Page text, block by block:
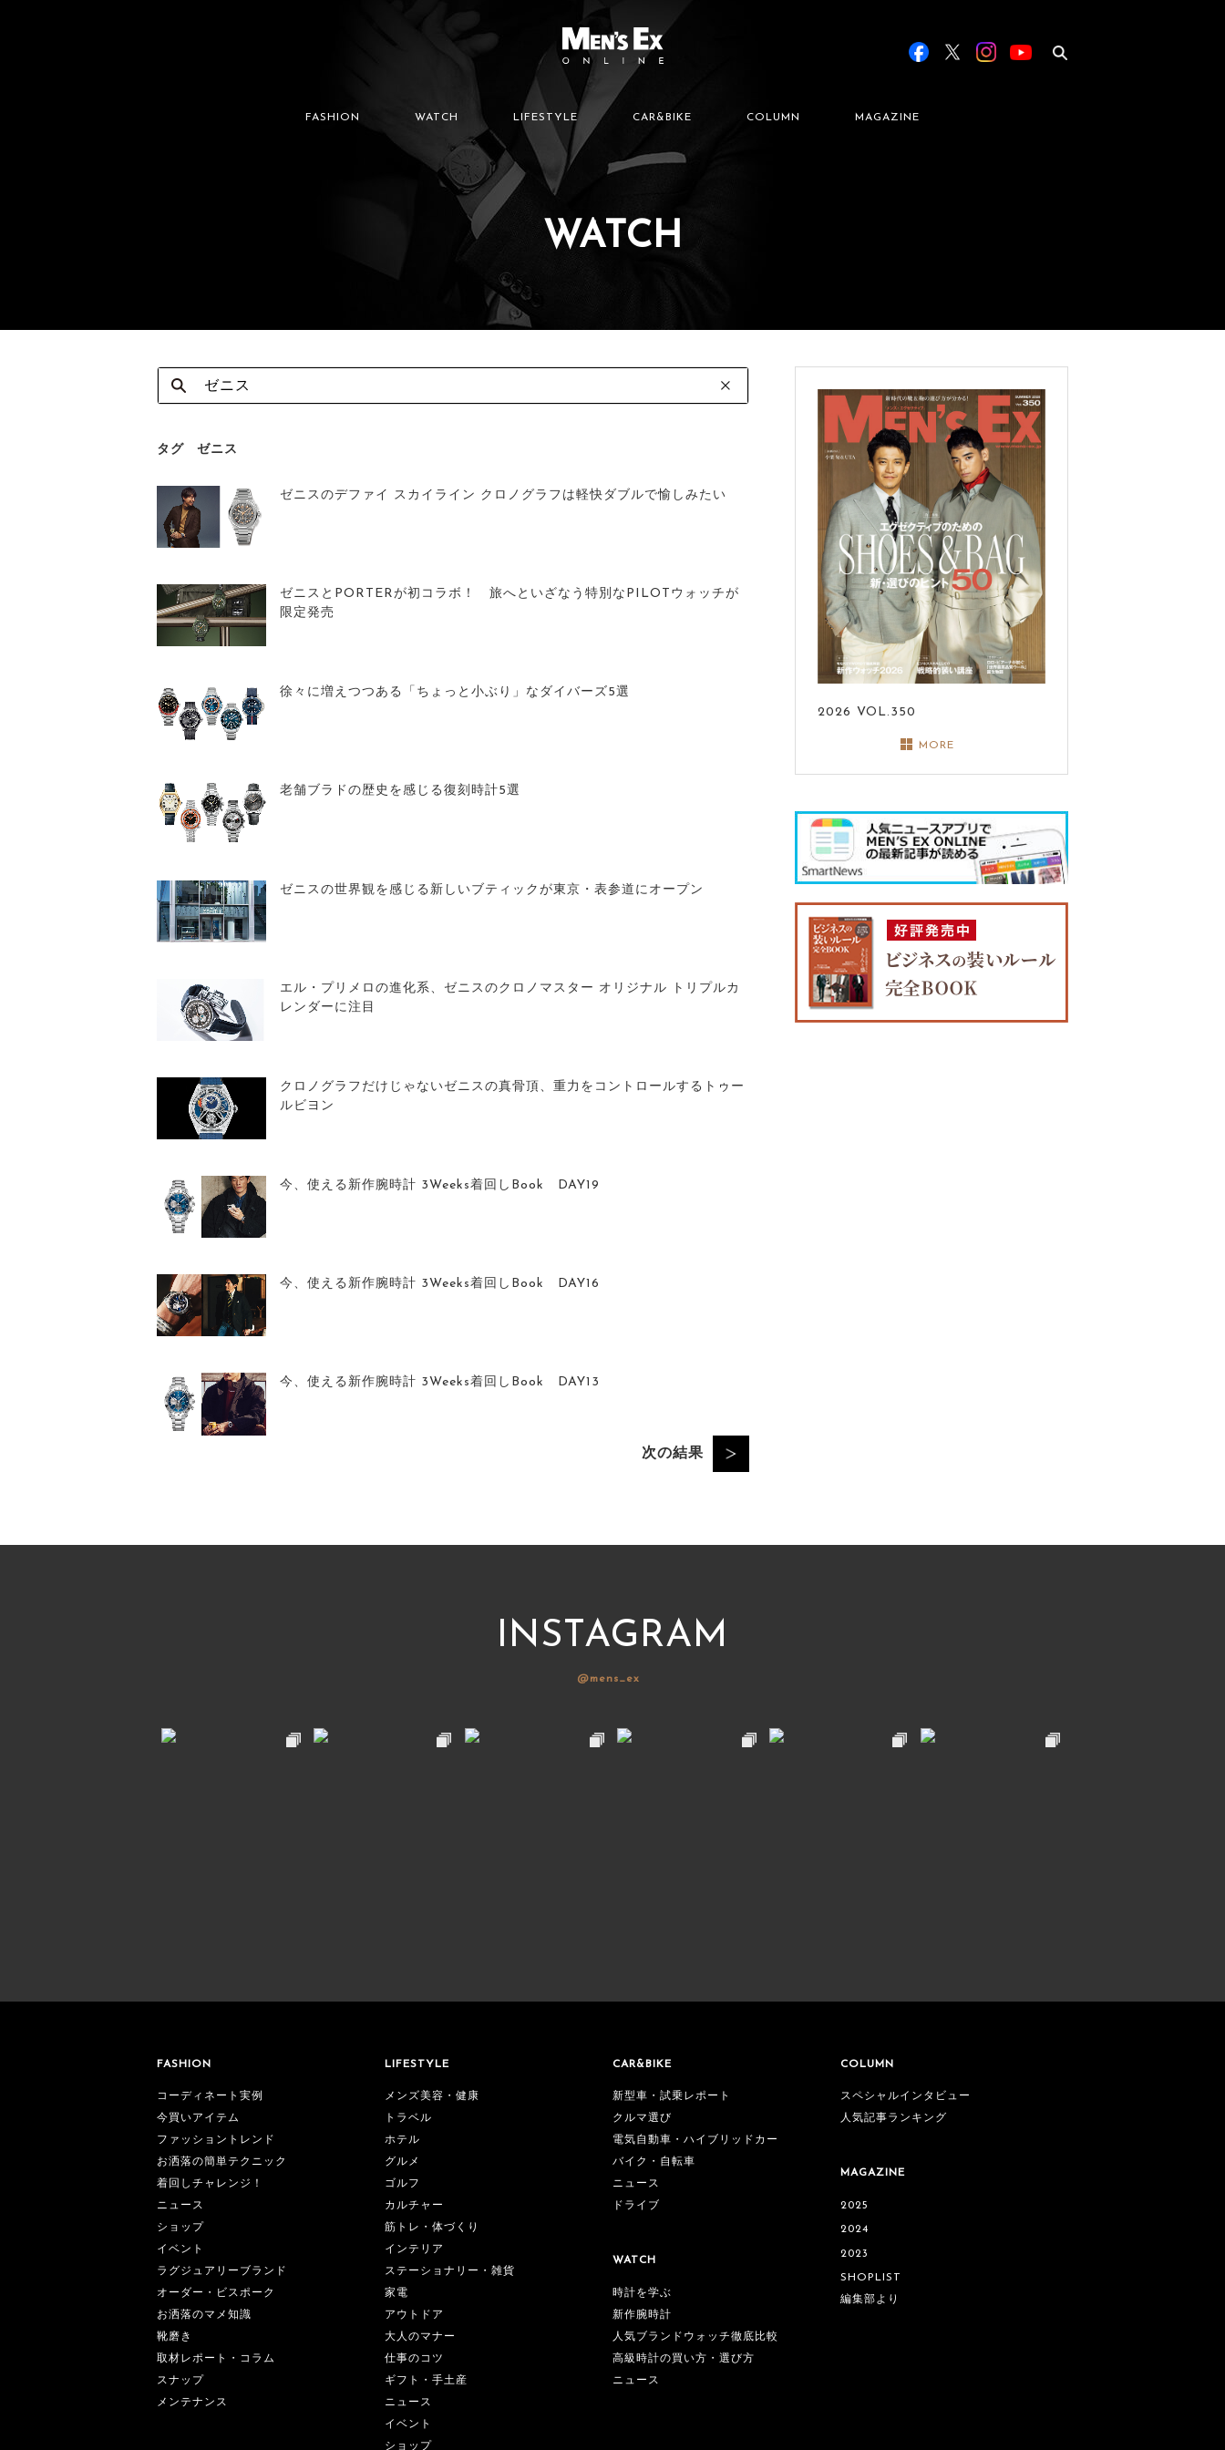
FASHION WATCH LIFESTYLE CAR&BIKE COLUMN MAGAZINE
WATCH
タグ ゼニス
ゼニスのデファイ スカイライン クロノグラフは軽快ダブルで愉しみたい
ゼニスとPORTERが初コラボ！ 旅へといざなう特別なPILOTウォッチが
限定発売
徐々に増えつつある「ちょっと小ぶり」なダイバーズ5選
老舗ブラドの歴史を感じる復刻時計5選
ゼニスの世界観を感じる新しいブティックが東京・表参道にオープン
エル・プリメロの進化系、ゼニスのクロノマスター オリジナル トリプルカ
レンダーに注目
クロノグラフだけじゃないゼニスの真骨頂、重力をコントロールするトゥー
ルビヨン
今、使える新作腕時計 3Weeks着回しBook DAY19
今、使える新作腕時計 3Weeks着回しBook DAY16
今、使える新作腕時計 3Weeks着回しBook DAY13
次の結果
2026 VOL.350
MORE
INSTAGRAM
@mens_ex
FASHION
コーディネート実例
今買いアイテム
ファッショントレンド
お洒落の簡単テクニック
着回しチャレンジ！
ニュース
ショップ
イベント
ラグジュアリーブランド
オーダー・ビスポーク
お洒落のマメ知識
靴磨き
取材レポート・コラム
スナップ
メンテナンス
LIFESTYLE
メンズ美容・健康
トラベル
ホテル
グルメ
ゴルフ
カルチャー
筋トレ・体づくり
インテリア
ステーショナリー・雑貨
家電
アウトドア
大人のマナー
仕事のコツ
ギフト・手土産
ニュース
イベント
ショップ
CAR&BIKE
新型車・試乗レポート
クルマ選び
電気自動車・ハイブリッドカー
バイク・自転車
ニュース
ドライブ
WATCH
時計を学ぶ
新作腕時計
人気ブランドウォッチ徹底比較
高級時計の買い方・選び方
ニュース
COLUMN
スペシャルインタビュー
人気記事ランキング
MAGAZINE
2025
2024
2023
SHOPLIST
編集部より